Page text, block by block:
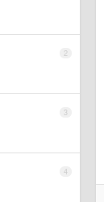
2
3
4